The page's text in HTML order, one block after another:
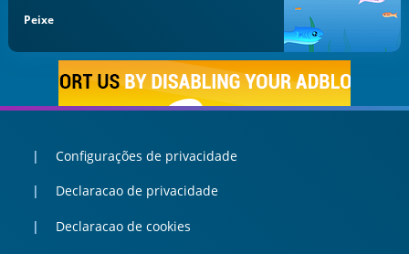
Peixe
Configurações de privacidade
Declaracao de privacidade
Declaracao de cookies